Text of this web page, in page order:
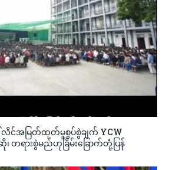
လိင်အမြတ်ထုတ်မှုစွပ်စွဲချက် YCW
၊ တရားစွဲမည်ဟုခြိမ်းခြောက်တုံ့ပြန်